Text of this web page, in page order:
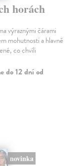
horách
výraznými čárami
mohutnosti a hlavně
co chvíli
do 12 dní od
novinka